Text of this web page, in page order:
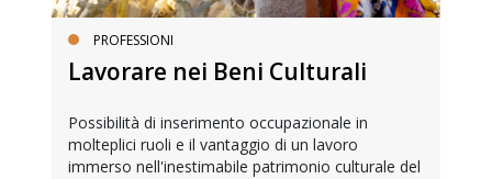
PROFESSIONI
Lavorare nei Beni Culturali
Possibilità di inserimento occupazionale in
molteplici ruoli e il vantaggio di un lavoro
immerso nell'inestimabile patrimonio culturale del